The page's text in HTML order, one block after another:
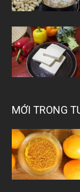
MỚI TRONG